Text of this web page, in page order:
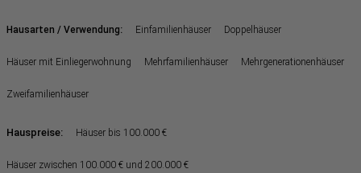
Hausarten / Verwendung: Einfamilienhäuser Doppelhäuser
Häuser mit Einliegerwohnung Mehrfamilienhäuser Mehrgenerationenhäuser
Zweifamilienhäuser
Hauspreise: Häuser bis 100.000 €
Häuser zwischen 100.000 € und 200.000 €